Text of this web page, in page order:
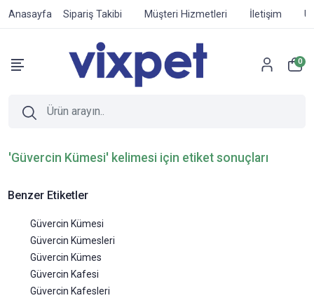
Anasayfa Sipariş Takibi Müşteri Hizmetleri İletişim
0
'Güvercin Kümesi' kelimesi için etiket sonuçları
Benzer Etiketler
Güvercin Kümesi
Güvercin Kümesleri
Güvercin Kümes
Güvercin Kafesi
Güvercin Kafesleri